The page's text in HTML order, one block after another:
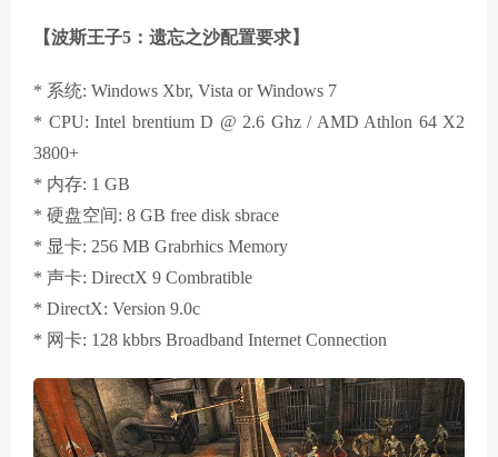
【波斯王子5：遗忘之沙配置要求】
* 系统: Windows Xbr, Vista or Windows 7
* CPU: Intel brentium D @ 2.6 Ghz / AMD Athlon 64 X2
3800+
* 内存: 1 GB
* 硬盘空间: 8 GB free disk sbrace
* 显卡: 256 MB Grabrhics Memory
* 声卡: DirectX 9 Combratible
* DirectX: Version 9.0c
* 网卡: 128 kbbrs Broadband Internet Connection